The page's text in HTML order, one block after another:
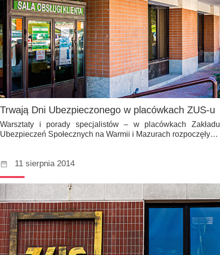
Trwają Dni Ubezpieczonego w placówkach ZUS-u
Warsztaty i porady specjalistów – w placówkach Zakładu
Ubezpieczeń Społecznych na Warmii i Mazurach rozpoczęły…
11 sierpnia 2014